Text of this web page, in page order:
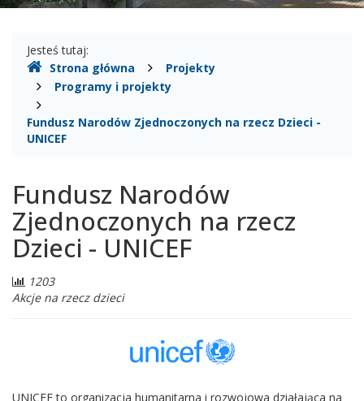
Gdzie
jesteśmy
Jesteś tutaj:
Strona główna
Projekty
Programy i projekty
Fundusz Narodów Zjednoczonych na rzecz Dzieci -
UNICEF
Fundusz Narodów
Zjednoczonych na rzecz
Dzieci - UNICEF
Liczba
odwiedzających:
1203
Akcje na rzecz dzieci
UNICEF to organizacja humanitarna i rozwojowa działająca na